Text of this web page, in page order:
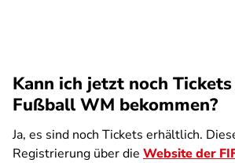
Kann ich jetzt noch
Fußball WM bekommen?
Ja, es sind noch Tickets erhältlich.
Registrierung über die Website der